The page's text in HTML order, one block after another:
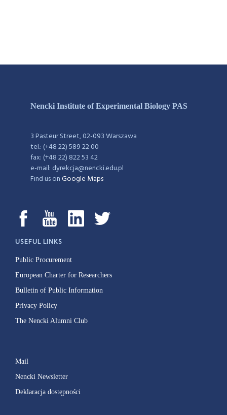
Nencki Institute of Experimental Biology PAS
3 Pasteur Street, 02-093 Warszawa
tel.: (+48 22) 589 22 00
fax: (+48 22) 822 53 42
e-mail: dyrekcja@nencki.edu.pl
Find us onGoogle Maps
USEFUL LINKS
Public Procurement
European Charter for Researchers
Bulletin of Public Information
Privacy Policy
The Nencki Alumni Club
Mail
Nencki Newsletter
Deklaracja dostępności